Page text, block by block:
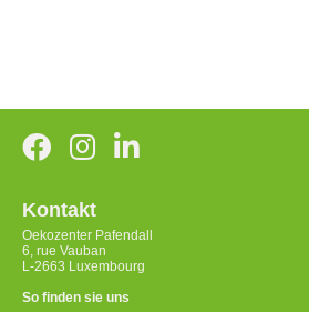
Kontakt
Oekozenter Pafendall
6, rue Vauban
L-2663 Luxembourg
So finden sie uns